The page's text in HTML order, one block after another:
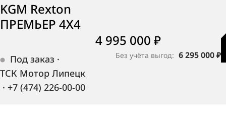
KGM Rexton
ПРЕМЬЕР 4X4
Под заказ ·
ТСК Мотор Липецк
· +7 (474) 226-00-00
4 995 000 ₽
Без учёта выгод: 6 295 000 ₽